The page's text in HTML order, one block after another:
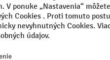
nápravy
koliesok